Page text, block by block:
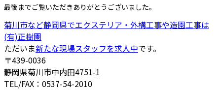
最後までご覧いただきありがとうございました。
菊川市など静岡県でエクステリア・外構工事や造園工事は
(有)正樹園
ただいま新たな現場スタッフを求人中です。
〒439-0036
静岡県菊川市中内田4751-1
TEL/FAX：0537-54-2010